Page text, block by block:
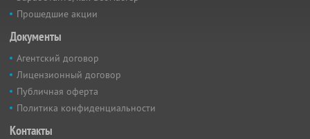
Прошедшие акции
Документы
Агентский договор
Лицензионный договор
Публичная оферта
Политика конфиденциальности
Контакты